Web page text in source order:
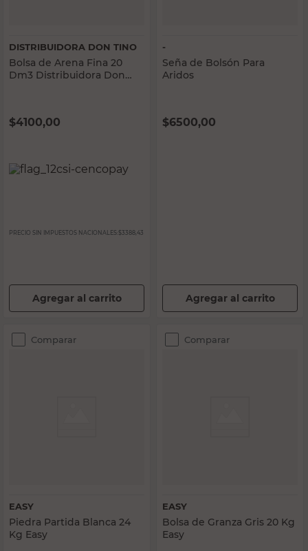
DISTRIBUIDORA DON TINO
Bolsa de Arena Fina 20
Dm3 Distribuidora Don
$4100,00
PRECIO SIN IMPUESTOS NACIONALES: $3388,43
Agregar al carrito
-
Seña de Bolsón Para
Aridos
$6500,00
Agregar al carrito
Comparar
EASY
Piedra Partida Blanca 24
Kg Easy
Comparar
EASY
Bolsa de Granza Gris 20 Kg
Easy